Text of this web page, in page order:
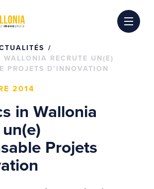
RECRUTE UN(E)
PROJETS D’INNOVATION
2014
in Wallonia
Projets